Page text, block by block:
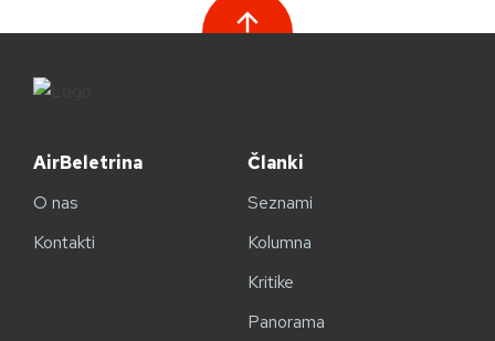
AirBeletrina
O nas
Kontakti
Članki
Seznami
Kolumna
Kritike
Panorama